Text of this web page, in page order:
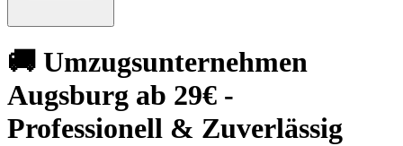
🚚 Umzugsunternehmen
Augsburg ab 29€ -
Professionell & Zuverlässig